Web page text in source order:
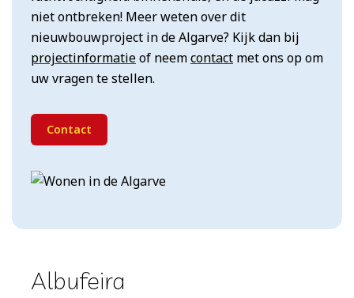
niet ontbreken! Meer weten over dit
nieuwbouwproject in de Algarve? Kijk dan bij
projectinformatieof neemcontact met ons op om
uw vragen te stellen.
Contact
Albufeira